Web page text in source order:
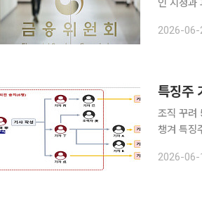
인 지정과 과징금
체 아센디
2026-06-
특징주
조직 꾸려
챙겨 특징주 기사를 이용해 선행매매를 한 전·현직 기자들이 검찰에 송치됐다. 금융당국이 전·현직
2026-06-